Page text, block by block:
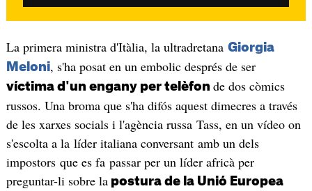
La primera ministra d'Itàlia, la ultradretana Giorgia
Meloni, s'ha posat en un embolic després de ser
víctima d'un engany per telèfon de dos còmics
russos. Una broma que s'ha difós aquest dimecres a través
de les xarxes socials i l'agència russa Tass, en un vídeo on
s'escolta a la líder italiana conversant amb un dels
impostors que es fa passar per un líder africà per
preguntar-li sobre lapostura de la Unió Europea